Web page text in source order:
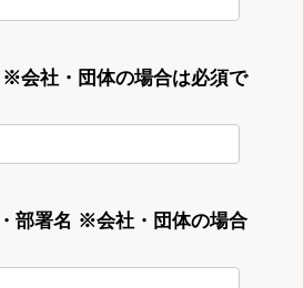
会社・団体の場合は必須で
部署名 ※会社・団体の場合